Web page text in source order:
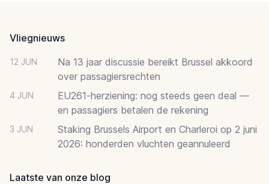
Vliegnieuws
12 JUN
Na 13 jaar discussie bereikt Brussel akkoord
over passagiersrechten
4 JUN
EU261-herziening: nog steeds geen deal —
en passagiers betalen de rekening
3 JUN
Staking Brussels Airport en Charleroi op 2 juni
2026: honderden vluchten geannuleerd
Laatste van onze blog